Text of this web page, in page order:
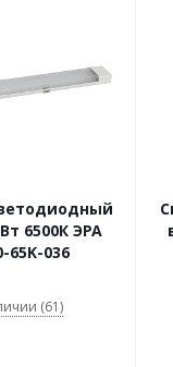
6500К ЭРА
65K-036
(61)